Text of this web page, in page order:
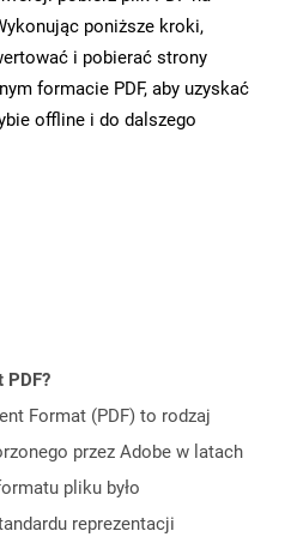
poniższe kroki,
i pobierać strony
formacie PDF, aby uzyskać
offline i do dalszego
PDF?
Format (PDF) to rodzaj
przez Adobe w latach
pliku było
reprezentacji